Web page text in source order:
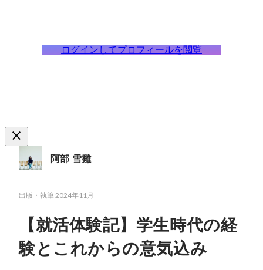
ログインしてプロフィールを閲覧
阿部 雪雛
出版・執筆2024年11月
【就活体験記】学生時代の経
験とこれからの意気込み